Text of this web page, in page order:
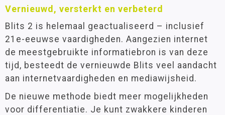
Vernieuwd, versterkt en verbeterd
Blits 2 is helemaal geactualiseerd – inclusief
21e-eeuwse vaardigheden. Aangezien internet
de meestgebruikte informatiebron is van deze
tijd, besteedt de vernieuwde Blits veel aandacht
aan internetvaardigheden en mediawijsheid.
De nieuwe methode biedt meer mogelijkheden
voor differentiatie. Je kunt zwakkere kinderen